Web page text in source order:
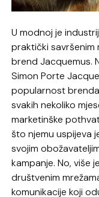
U modnoj je
praktički savršenim
brend Jacquemus.
Simon Porte
popularnost
svakih nekoliko
marketinške
što njemu uspijeva
svojim
kampanje. No, više
društvenim
komunikacije koji